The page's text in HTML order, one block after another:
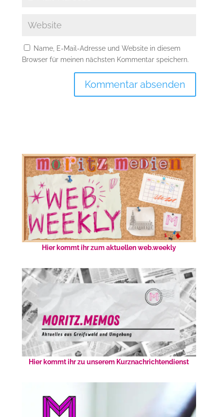
Name, E-Mail-Adresse und Website in diesem
Browser für meinen nächsten Kommentar speichern.
Hier kommt ihr zum aktuellen web.weekly
Hier kommt ihr zu unserem Kurznachrichtendienst